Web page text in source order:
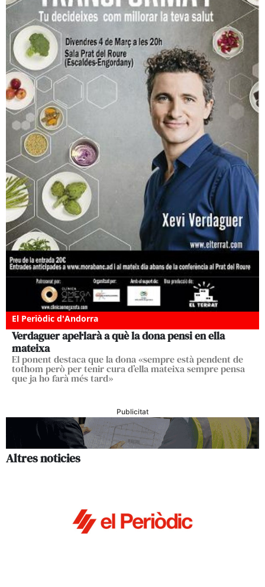
El Periòdic d'Andorra
Verdaguer apel·larà a què la dona pensi en ella
mateixa
El ponent destaca que la dona «sempre està pendent de
tothom però per tenir cura d’ella mateixa sempre pensa
que ja ho farà més tard»
Publicitat
Altres noticies